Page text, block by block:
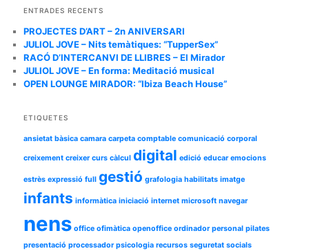
c
ENTRADES RECENTS
PROJECTES D’ART – 2n ANIVERSARI
JULIOL JOVE – Nits temàtiques: “TupperSex”
RACÓ D’INTERCANVI DE LLIBRES – El Mirador
JULIOL JOVE – En forma: Meditació musical
OPEN LOUNGE MIRADOR: “Ibiza Beach House”
ETIQUETES
ansietat bàsica camara carpeta comptable comunicació corporal
creixement creixer curs càlcul digital edició educar emocions
estrès expressió full gestió grafologia habilitats imatge
infants informàtica iniciació internet microsoft navegar
nens office ofimàtica openoffice ordinador personal pilates
presentació processador psicologia recursos seguretat socials